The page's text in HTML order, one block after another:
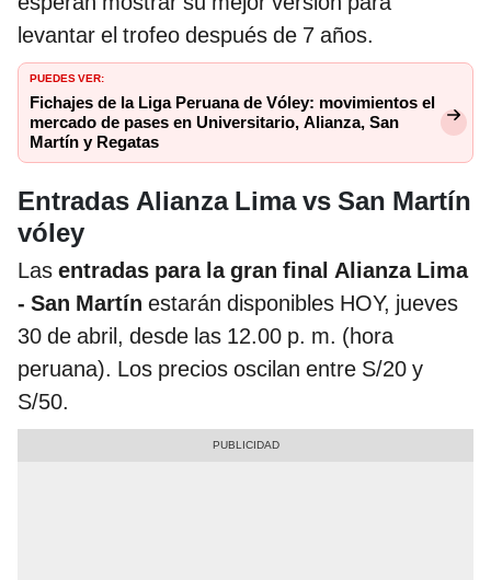
levantar el trofeo después de 7 años.
PUEDES VER:
Fichajes de la Liga Peruana de Vóley: movimientos el
mercado de pases en Universitario, Alianza, San
Martín y Regatas
Entradas Alianza Lima vs San Martín
vóley
Las entradas para la gran final Alianza Lima
- San Martín estarán disponibles HOY, jueves
30 de abril, desde las 12.00 p. m. (hora
peruana). Los precios oscilan entre S/20 y
S/50.